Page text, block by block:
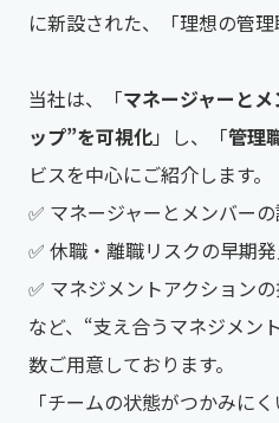
に新設された、「理想の管理
当社は、「マネージャーと
ップ”を可視化」し、「管理
ビスを中心にご紹介します。
✅ マネージャーとメンバー
✅ 休職・離職リスクの早期
✅ マネジメントアクション
など、“支え合うマネジメン
数ご用意しております。
「チームの状態がつかみに